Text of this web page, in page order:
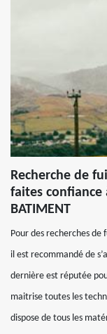
Recherche de
faites confiance
BATIMENT
Pour des recherches de
il est recommandé de
dernière est réputée
maitrise toutes les
dispose de tous les